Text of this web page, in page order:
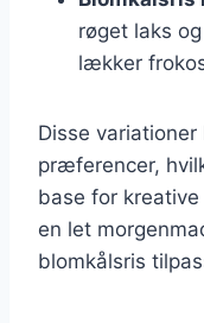
røget laks
lækker
Disse
præferencer,
base for
en let
blomkålsris